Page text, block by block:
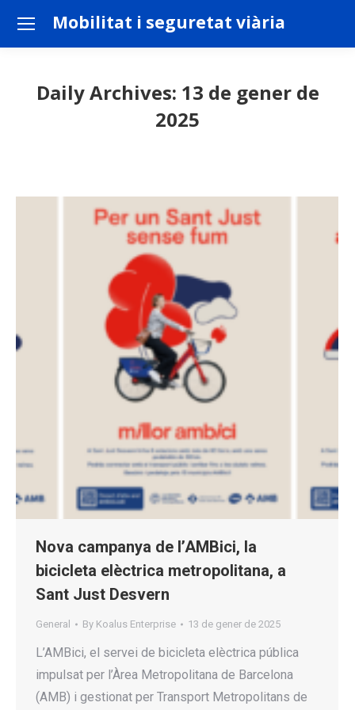
Mobilitat i seguretat viària
Daily Archives: 13 de gener de
2025
Nova campanya de l’AMBici, la
bicicleta elèctrica metropolitana, a
Sant Just Desvern
General By Koalus Enterprise 13 de gener de 2025
L’AMBici, el servei de bicicleta elèctrica pública
impulsat per l’Àrea Metropolitana de Barcelona
(AMB) i gestionat per Transport Metropolitans de